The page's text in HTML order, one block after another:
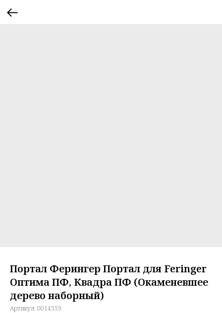
Портал Ферингер Портал для Feringer
Оптима ПФ, Квадра ПФ (Окаменевшее
дерево наборный)
Артикул: 0014559